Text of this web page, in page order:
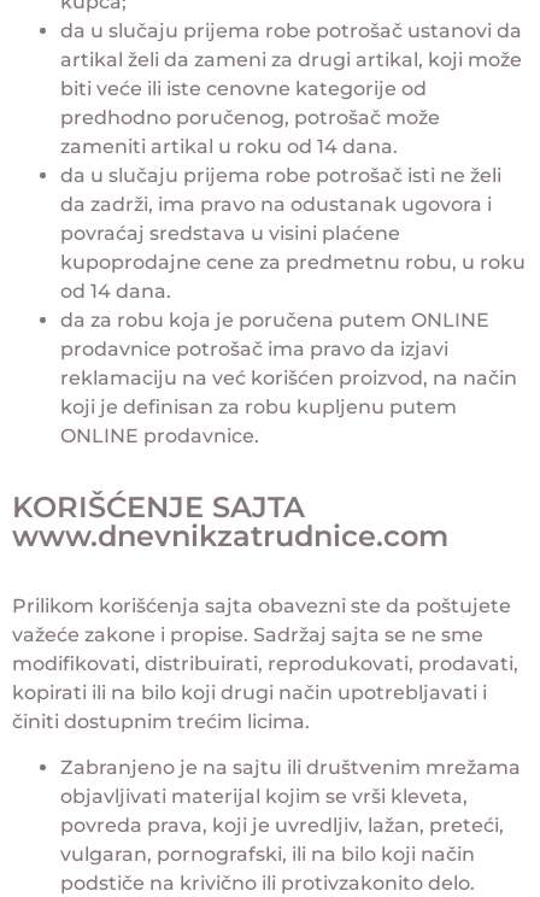
da u slučaju prijema robe potrošač ustanovi da
artikal želi da zameni za drugi artikal, koji može
biti veće ili iste cenovne kategorije od
predhodno poručenog, potrošač može
zameniti artikal u roku od 14 dana.
da u slučaju prijema robe potrošač isti ne želi
da zadrži, ima pravo na odustanak ugovora i
povraćaj sredstava u visini plaćene
kupoprodajne cene za predmetnu robu, u roku
od 14 dana.
da za robu koja je poručena putem ONLINE
prodavnice potrošač ima pravo da izjavi
reklamaciju na već korišćen proizvod, na način
koji je definisan za robu kupljenu putem
ONLINE prodavnice.
KORIŠĆENJE SAJTA
www.dnevnikzatrudnice.com
Prilikom korišćenja sajta obavezni ste da poštujete
važeće zakone i propise. Sadržaj sajta se ne sme
modifikovati, distribuirati, reprodukovati, prodavati,
kopirati ili na bilo koji drugi način upotrebljavati i
činiti dostupnim trećim licima.
Zabranjeno je na sajtu ili društvenim mrežama
objavljivati materijal kojim se vrši kleveta,
povreda prava, koji je uvredljiv, lažan, preteći,
vulgaran, pornografski, ili na bilo koji način
podstiče na krivično ili protivzakonito delo.